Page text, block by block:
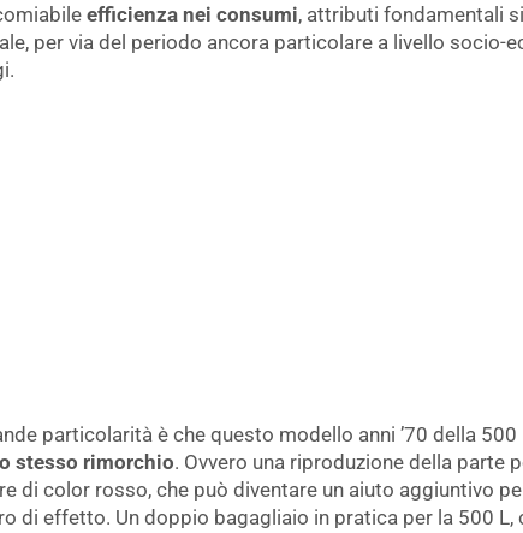
efficienza nei consumi, attributi fondamentali
per via del periodo ancora particolare a livello socio-
particolarità è che questo modello anni ’70 della 500
stesso rimorchio. Ovvero una riproduzione della parte
di color rosso, che può diventare un aiuto aggiuntivo
di effetto. Un doppio bagagliaio in pratica per la 500 L,